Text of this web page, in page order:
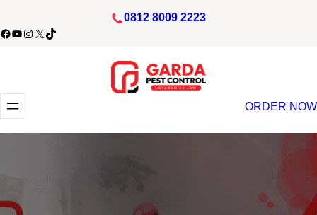
ke
0812 8009 2223
Facebook YouTube Instagram X TikTok
ORDER NOW